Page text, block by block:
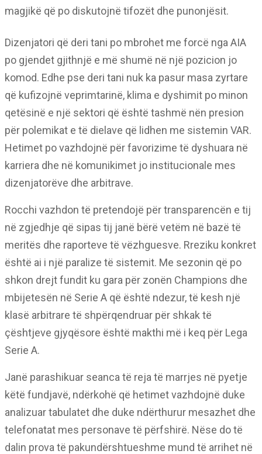
magjikë që po diskutojnë tifozët dhe punonjësit.
Dizenjatori që deri tani po mbrohet me forcë nga AIA
po gjendet gjithnjë e më shumë në një pozicion jo
komod. Edhe pse deri tani nuk ka pasur masa zyrtare
që kufizojnë veprimtarinë, klima e dyshimit po minon
qetësinë e një sektori që është tashmë nën presion
për polemikat e të dielave që lidhen me sistemin VAR.
Hetimet po vazhdojnë për favorizime të dyshuara në
karriera dhe në komunikimet jo institucionale mes
dizenjatorëve dhe arbitrave.
Rocchi vazhdon të pretendojë për transparencën e tij
në zgjedhje që sipas tij janë bërë vetëm në bazë të
meritës dhe raporteve të vëzhguesve. Rreziku konkret
është ai i një paralize të sistemit. Me sezonin që po
shkon drejt fundit ku gara për zonën Champions dhe
mbijetesën në Serie A që është ndezur, të kesh një
klasë arbitrare të shpërqendruar për shkak të
çështjeve gjyqësore është makthi më i keq për Lega
Serie A.
Janë parashikuar seanca të reja të marrjes në pyetje
këtë fundjavë, ndërkohë që hetimet vazhdojnë duke
analizuar tabulatet dhe duke ndërthurur mesazhet dhe
telefonatat mes personave të përfshirë. Nëse do të
dalin prova të pakundërshtueshme mund të arrihet në